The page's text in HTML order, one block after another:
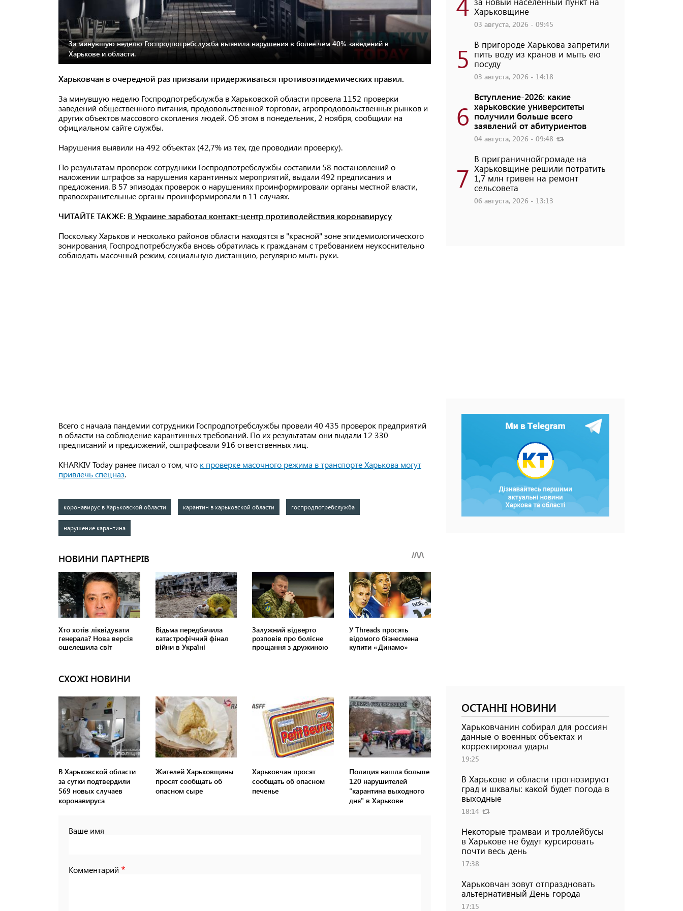
За минувшую неделю Госпродпотребслужба выявила нарушения в более чем 40% заведений в
Харькове и области.
Харьковчан в очередной раз призвали придерживаться противоэпидемических правил.
За минувшую неделю Госпродпотребслужба в Харьковской области провела 1152 проверки
заведений общественного питания, продовольственной торговли, агропродовольственных рынков и
других объектов массового скопления людей. Об этом в понедельник, 2 ноября, сообщили на
официальном сайте службы.
Нарушения выявили на 492 объектах (42,7% из тех, где проводили проверку).
По результатам проверок сотрудники Госпродпотребслужбы составили 58 постановлений о
наложении штрафов за нарушения карантинных мероприятий, выдали 492 предписания и
предложения. В 57 эпизодах проверок о нарушениях проинформировали органы местной власти,
правоохранительные органы проинформировали в 11 случаях.
ЧИТАЙТЕ ТАКЖЕ: В Украине заработал контакт-центр противодействия коронавирусу
Поскольку Харьков и несколько районов области находятся в "красной" зоне эпидемиологического
зонирования, Госпродпотребслужба вновь обратилась к гражданам с требованием неукоснительно
соблюдать масочный режим, социальную дистанцию, регулярно мыть руки.
Всего с начала пандемии сотрудники Госпродпотребслужбы провели 40 435 проверок предприятий
в области на соблюдение карантинных требований. По их результатам они выдали 12 330
предписаний и предложений, оштрафовали 916 ответственных лиц.
KHARKIV Today ранее писал о том, что к проверке масочного режима в транспорте Харькова могут
привлечь спецназ.
коронавирус в Харьковской области карантин в харьковской области госпродпотребслужба
нарушение карантина
СХОЖІ НОВИНИ
В Харьковской области
за сутки подтвердили
569 новых случаев
коронавируса
Жителей Харьковщины
просят сообщать об
опасном сыре
Харьковчан просят
сообщать об опасном
печенье
Полиция нашла больше
120 нарушителей
"карантина выходного
дня" в Харькове
Ваше имя
Комментарий
Харьковщине
03 августа, 2026 - 09:45
5 В пригороде Харькова запретили
пить воду из кранов и мыть ею
посуду
03 августа, 2026 - 14:18
6
Вступление-2026: какие
харьковские университеты
получили больше всего
заявлений от абитуриентов
04 августа, 2026 - 09:48
7
В приграничнойгромаде на
Харьковщине решили потратить
1,7 млн ​​гривен на ремонт
сельсовета
06 августа, 2026 - 13:13
ОСТАННІ НОВИНИ
Харьковчанин собирал для россиян
данные о военных объектах и ​​
корректировал удары
19:25
В Харькове и области прогнозируют
град и шквалы: какой будет погода в
выходные
18:14
Некоторые трамваи и троллейбусы
в Харькове не будут курсировать
почти весь день
17:38
Харьковчан зовут отпраздновать
альтернативный День города
17:15